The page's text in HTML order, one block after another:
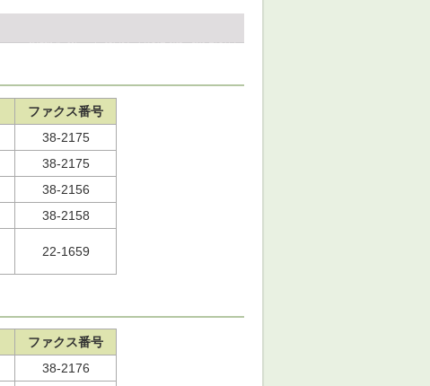
ファクス番号
38-2175
38-2175
38-2156
38-2158
22-1659
ファクス番号
38-2176